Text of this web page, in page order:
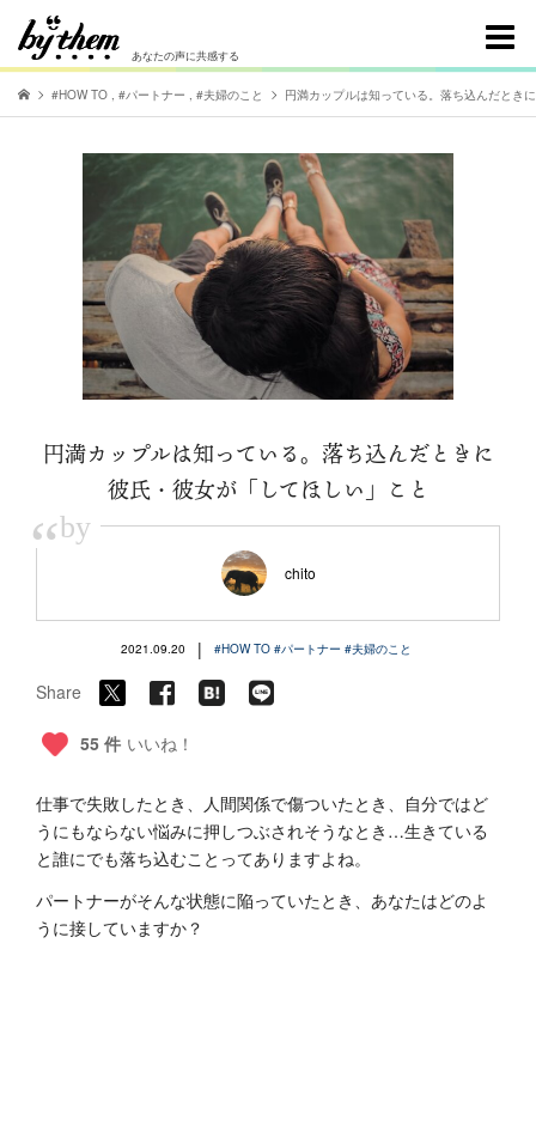
あなたの声に共感する
#HOW TO , #パートナー , #夫婦のこと 円満カップルは知っている。落ち込んだとき
円満カップルは知っている。落ち込んだときに
彼氏・彼女が「してほしい」こと
“by
chito
2021.09.20 | #HOW TO #パートナー #夫婦のこと
Share
55 件 いいね！
仕事で失敗したとき、人間関係で傷ついたとき、自分ではど
うにもならない悩みに押しつぶされそうなとき…生きている
と誰にでも落ち込むことってありますよね。
パートナーがそんな状態に陥っていたとき、あなたはどのよ
うに接していますか？